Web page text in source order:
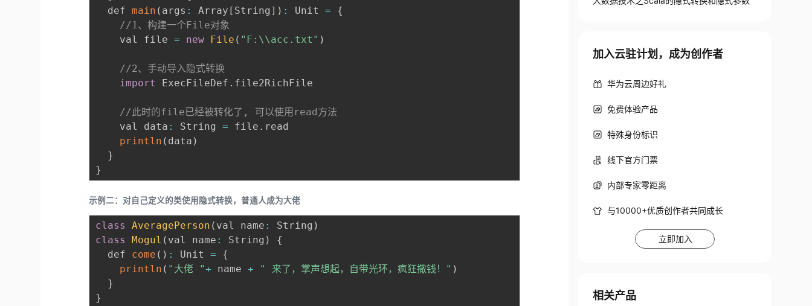
  def
main ( args : Array [ String ] ) : Unit =
{
//1、构建一个File对象
    val file
= new File ( "F:\\acc.txt" )
//2、手动导入隐式转换
import
ExecFileDef . file2RichFile
//此时的file已经被转化了, 可以使用read方法
    val data
: String = file . read
println ( data )
}
}
示例二：对自己定义的类使用隐式转换，普通人成为大佬
class AveragePerson ( val name : String )
class
Mogul ( val name : String )
{
  def
come ( ) : Unit =
{
println ( "大佬 "+ name + " 来了，掌声想起，自带光环，疯狂撒钱！" )
}
}
加入云驻计划，成为创作者
华为云周边好礼
免费体验产品
特殊身份标识
线下官方门票
内部专家零距离
与10000+优质创作者共同成长
立即加入
相关产品